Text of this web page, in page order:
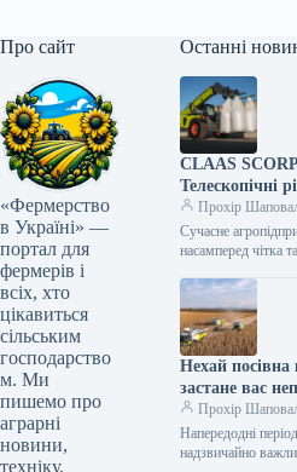
Про сайт
«Фермерство
в Україні» —
портал для
фермерів і
всіх, хто
цікавиться
сільським
господарство
м. Ми
пишемо про
аграрні
новини,
техніку,
Останні
CLAAS
Телескопічні
ефективного
менеджменту
Прохір
Сучасне
насамперед чітка
тисяч тонн зерна,
біогазовими…
Нехай посівна
застане вас
Прохір
Напередодні
надзвичайно